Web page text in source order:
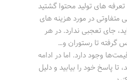
تعرفه های تولید محتوا گشتید
متفاوتی در مورد هزینه های
جای تعجبی ندارد. در هر
گرفته تا رستوران و…
وجود دارد. اما در ادامه
تا پاسخ خود را بیابید و دلیل